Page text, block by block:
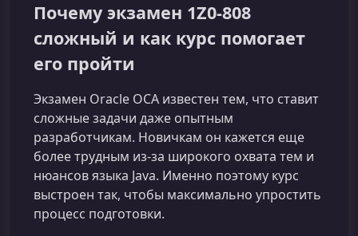
Почему экзамен 1Z0‑808
сложный и как курс помогает
его пройти
Экзамен Oracle OCA известен тем, что ставит
сложные задачи даже опытным
разработчикам. Новичкам он кажется еще
более трудным из‑за широкого охвата тем и
нюансов языка Java. Именно поэтому курс
выстроен так, чтобы максимально упростить
процесс подготовки.